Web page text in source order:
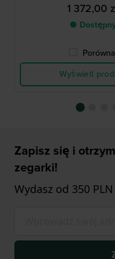
1 372,00
●
Wyświetl
Zapisz się i
zegarki!
Wydasz od 350